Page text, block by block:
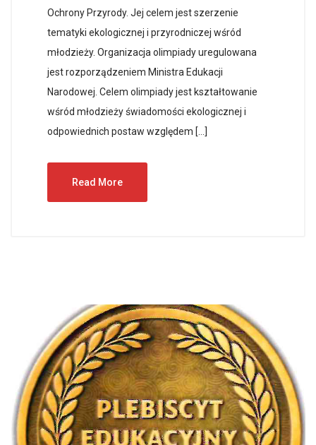
Ochrony Przyrody. Jej celem jest szerzenie
tematyki ekologicznej i przyrodniczej wśród
młodzieży. Organizacja olimpiady uregulowana
jest rozporządzeniem Ministra Edukacji
Narodowej. Celem olimpiady jest kształtowanie
wśród młodzieży świadomości ekologicznej i
odpowiednich postaw względem […]
Read More